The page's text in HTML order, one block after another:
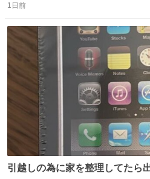
信
ト
数
数
1日前
引越しの為に家を整理してたら